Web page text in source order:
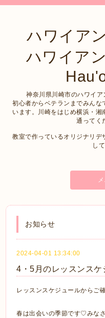
ハワイア
ハワイア
神奈川県川崎市のハワイ
初心者からベテランまでみん
います。川崎をはじめ横浜・
通ってく
教室で作っているオリジナリ
し
お知らせ
2024-04-01 13:34:00
4・5月のレッスンス
レッスンスケジュールからご
春は出会いの季節です♡みな